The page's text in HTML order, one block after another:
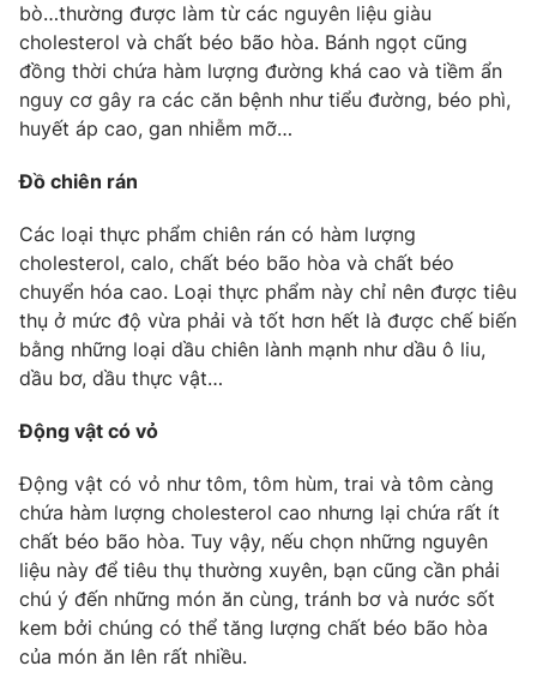
THỜI BÁO VTV
Cơ quan chủ quản:Đài Truyền hình Việt Nam
Cơ quan báo chí:Thời báo VTV
Giấy phép hoạt động báo in và báo điện tử số 483/GP-BTTTT
cấp ngày 29/12/2023
Tổng Biên tập:
Vũ Thanh Thủy
Phó Tổng Biên tập:
Tổng đài VTV: 024.38 355 931 - 024.38 355 932
Ðiện thoại Thời báo VTV:024.66 897 897
Email:toasoan@vtv.vn
Liên hệ quảng cáo:
024-7300.7108
bò…thường được làm từ các nguyên liệu giàu
cholesterol và chất béo bão hòa. Bánh ngọt cũng
đồng thời chứa hàm lượng đường khá cao và tiềm ẩn
nguy cơ gây ra các căn bệnh như tiểu đường, béo phì,
huyết áp cao, gan nhiễm mỡ…
Đồ chiên rán
Các loại thực phẩm chiên rán có hàm lượng
cholesterol, calo, chất béo bão hòa và chất béo
chuyển hóa cao. Loại thực phẩm này chỉ nên được tiêu
thụ ở mức độ vừa phải và tốt hơn hết là được chế biến
bằng những loại dầu chiên lành mạnh như dầu ô liu,
dầu bơ, dầu thực vật…
Động vật có vỏ
Động vật có vỏ như tôm, tôm hùm, trai và tôm càng
chứa hàm lượng cholesterol cao nhưng lại chứa rất ít
chất béo bão hòa. Tuy vậy, nếu chọn những nguyên
liệu này để tiêu thụ thường xuyên, bạn cũng cần phải
chú ý đến những món ăn cùng, tránh bơ và nước sốt
kem bởi chúng có thể tăng lượng chất béo bão hòa
của món ăn lên rất nhiều.